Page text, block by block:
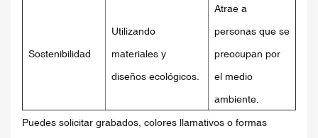
Sostenibilidad
Utilizando
materiales y
diseños ecológicos.
Atrae a
personas que se
preocupan por
el medio
ambiente.
Puedes solicitar grabados, colores llamativos o formas